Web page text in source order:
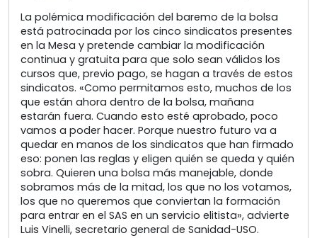
La polémica modificación del baremo de la bolsa
está patrocinada por los cinco sindicatos presentes
en la Mesa y pretende cambiar la modificación
continua y gratuita para que solo sean válidos los
cursos que, previo pago, se hagan a través de estos
sindicatos. «Como permitamos esto, muchos de los
que están ahora dentro de la bolsa, mañana
estarán fuera. Cuando esto esté aprobado, poco
vamos a poder hacer. Porque nuestro futuro va a
quedar en manos de los sindicatos que han firmado
eso: ponen las reglas y eligen quién se queda y quién
sobra. Quieren una bolsa más manejable, donde
sobramos más de la mitad, los que no los votamos,
los que no queremos que conviertan la formación
para entrar en el SAS en un servicio elitista», advierte
Luis Vinelli, secretario general de Sanidad-USO.